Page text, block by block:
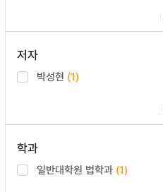
저자
박성현 (1)
학과
일반대학원 법학과 (1)